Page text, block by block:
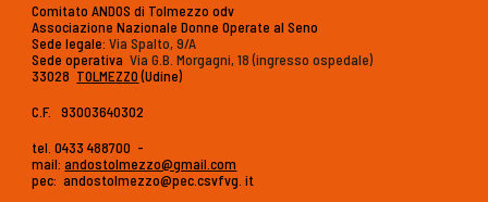
Comitato ANDOS di Tolmezzo odv
Associazione Nazionale Donne Operate al Seno
Sede legale: Via Spalto, 9/A
Sede operativa Via G.B. Morgagni, 18 (ingresso ospedale)
33028 TOLMEZZO(Udine)
C.F. 93003640302
tel. 0433 488700 -
mail:andostolmezzo@gmail.com
pec: andostolmezzo@pec.csvfvg. it